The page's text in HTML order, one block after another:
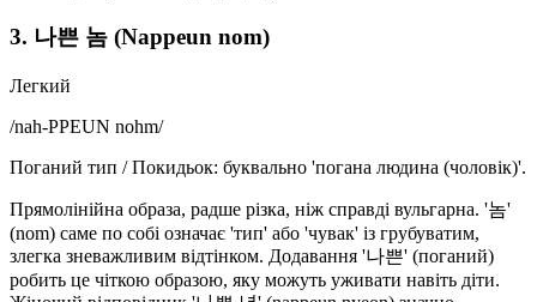
3. 나쁜 놈 (Nappeun nom)
Легкий
/nah-PPEUN nohm/
Поганий тип / Покидьок: буквально 'погана людина (чоловік)'.
Прямолінійна образа, радше різка, ніж справді вульгарна. '놈'
(nom) саме по собі означає 'тип' або 'чувак' із грубуватим,
злегка зневажливим відтінком. Додавання '나쁜' (поганий)
робить це чіткою образою, яку можуть уживати навіть діти.